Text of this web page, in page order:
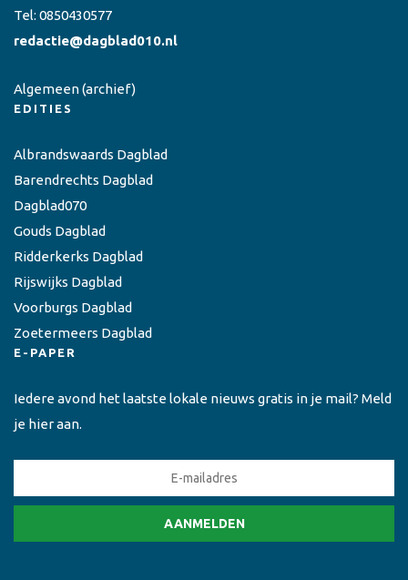
Tel: 0850430577
redactie@dagblad010.nl
Algemeen(archief)
EDITIES
Albrandswaards Dagblad
Barendrechts Dagblad
Dagblad070
Gouds Dagblad
Ridderkerks Dagblad
Rijswijks Dagblad
Voorburgs Dagblad
Zoetermeers Dagblad
E-PAPER
Iedere avond het laatste lokale nieuws gratis in je mail? Meld
je hier aan.